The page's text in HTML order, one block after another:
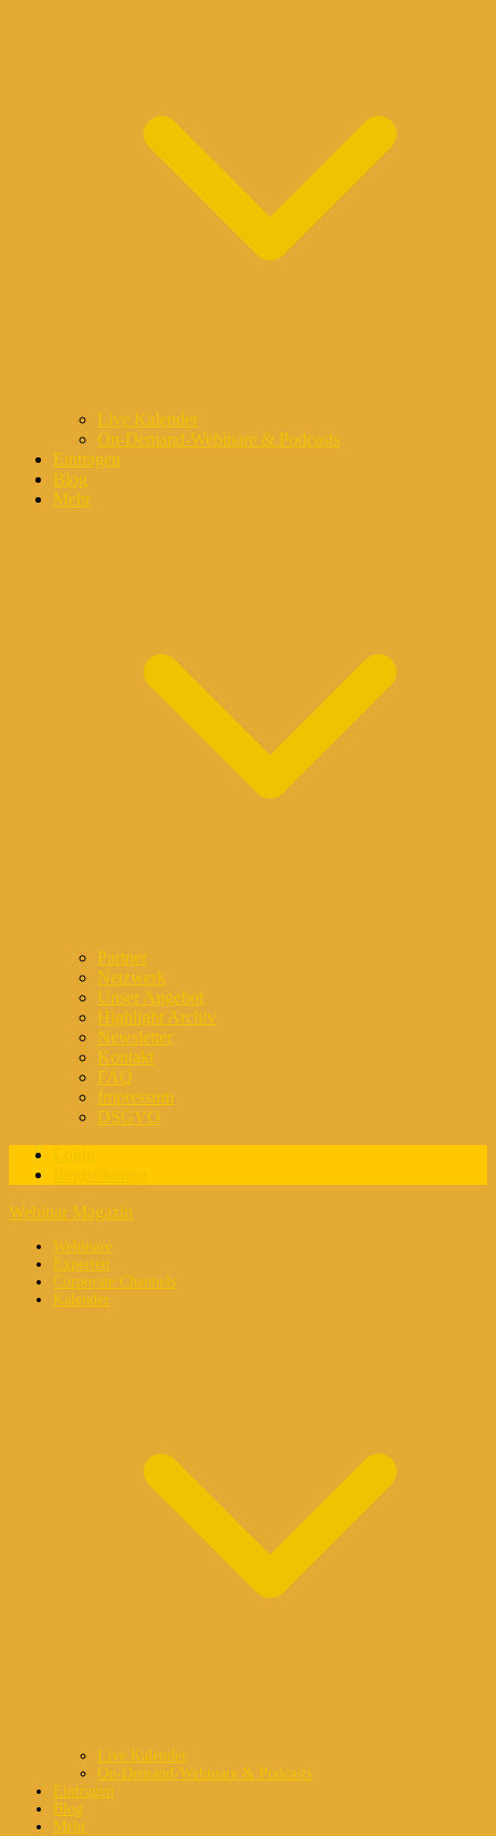
Live Kalender
On-Demand-Webinare & Podcasts
Eintragen
Blog
Mehr
Partner
Netzwerk
Unser Angebot
Highlight Archiv
Newsletter
Kontakt
FAQ
Impressum
DSGVO
Webinar Magazin
Webinare
Experten
Corporate Channels
Kalender
Live Kalender
On-Demand-Webinare & Podcasts
Eintragen
Blog
Mehr